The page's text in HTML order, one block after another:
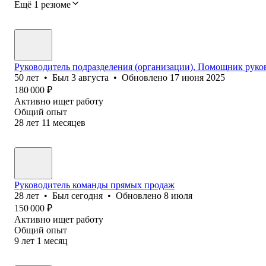
Ещё 1 резюме
Руководитель подразделения (организации), Помощник
50 лет • Был 3 августа • Обновлено 17 июня 2025
180 000 ₽
Активно ищет работу
Общий опыт
28 лет 11 месяцев
Руководитель команды прямых продаж
28 лет • Был сегодня • Обновлено 8 июля
150 000 ₽
Активно ищет работу
Общий опыт
9 лет 1 месяц